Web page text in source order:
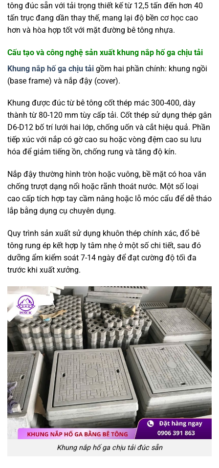
tông đúc sẵn với tải trọng thiết kế từ 12,5 tấn đến hơn 40
tấn trục đang dần thay thế, mang lại độ bền cơ học cao
hơn và hòa hợp tốt với mặt đường bê tông nhựa.
Cấu tạo và công nghệ sản xuất khung nắp hố ga chịu tải
Khung nắp hố ga chịu tải gồm hai phần chính: khung ngồi
(base frame) và nắp đậy (cover).
Khung được đúc từ bê tông cốt thép mác 300-400, dày
thành từ 80-120 mm tùy cấp tải. Cốt thép sử dụng thép gân
D6-D12 bố trí lưới hai lớp, chống uốn và cắt hiệu quả. Phần
tiếp xúc với nắp có gờ cao su hoặc vòng đệm cao su lưu
hóa để giảm tiếng ồn, chống rung và tăng độ kín.
Nắp đậy thường hình tròn hoặc vuông, bề mặt có hoa văn
chống trượt dạng nổi hoặc rãnh thoát nước. Một số loại
cao cấp tích hợp tay cầm nâng hoặc lỗ móc cẩu để dễ tháo
lắp bằng dụng cụ chuyên dụng.
Quy trình sản xuất sử dụng khuôn thép chính xác, đổ bê
tông rung ép kết hợp ly tâm nhẹ ở một số chi tiết, sau đó
dưỡng ẩm kiểm soát 7-14 ngày để đạt cường độ tối đa
trước khi xuất xưởng.
Khung nắp hố ga chịu tải đúc sẵn